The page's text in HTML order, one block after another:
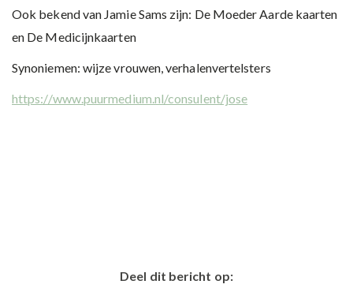
Ook bekend van Jamie Sams zijn: De Moeder Aarde kaarten
en De Medicijnkaarten
Synoniemen: wijze vrouwen, verhalenvertelsters
https://www.puurmedium.nl/consulent/jose
Deel dit bericht op: